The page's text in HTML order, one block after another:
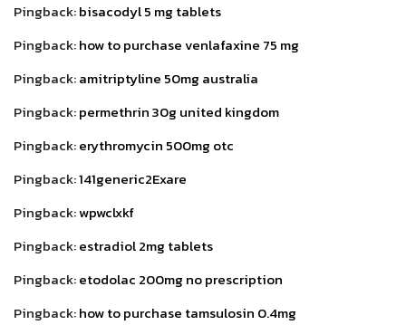
Pingback:bisacodyl 5 mg tablets
Pingback:how to purchase venlafaxine 75 mg
Pingback:amitriptyline 50mg australia
Pingback:permethrin 30g united kingdom
Pingback:erythromycin 500mg otc
Pingback:141generic2Exare
Pingback:wpwclxkf
Pingback:estradiol 2mg tablets
Pingback:etodolac 200mg no prescription
Pingback:how to purchase tamsulosin 0.4mg